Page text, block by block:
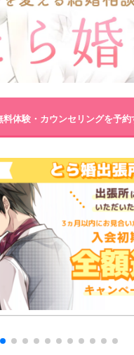
料体験・カウンセリングを予約